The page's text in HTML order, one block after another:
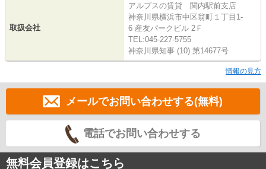
取扱会社
アルプスの賃貸 関内駅前支店
神奈川県横浜市中区翁町１丁目1-
6 産友パークビル 2Ｆ
TEL:045-227-5755
神奈川県知事 (10) 第14677号
情報の見方
メールでお問い合わせする(無料)
電話でお問い合わせする
無料会員登録はこちら